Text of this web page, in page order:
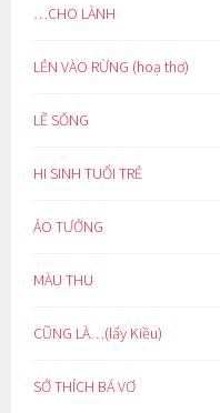
…CHO LÀNH
LẺN VÀO RỪNG (hoạ thơ)
LẼ SỐNG
HI SINH TUỔI TRẺ
ẢO TƯỞNG
MÀU THU
CŨNG LÀ…(lẩy Kiều)
SỞ THÍCH BÁ VƠ